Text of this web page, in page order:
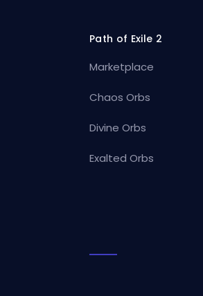
Path of Exile 2
Marketplace
Chaos Orbs
Divine Orbs
Exalted Orbs